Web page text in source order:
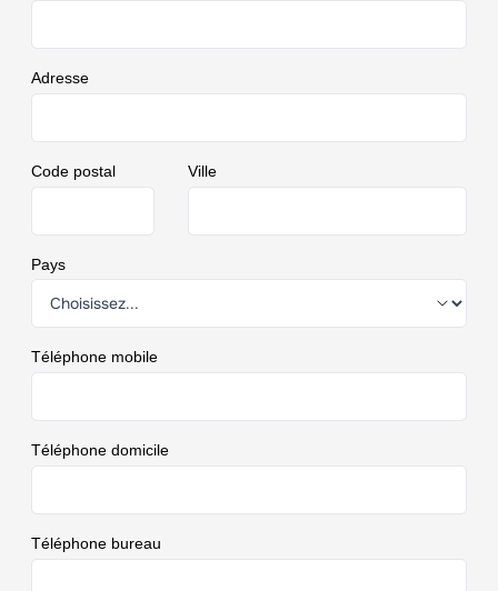
Adresse
Code postal Ville
Pays
Téléphone mobile
Téléphone domicile
Téléphone bureau